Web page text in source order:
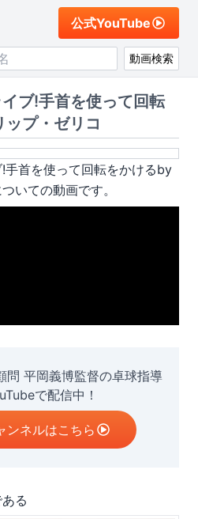
公式YouTube
動画検索
ブ!手首を使って回転
プ・ゼリコ
手首を使って回転をかけるby
ついての動画です。
問 平岡義博監督の卓球指導
で配信中！
ンネルはこちら
る